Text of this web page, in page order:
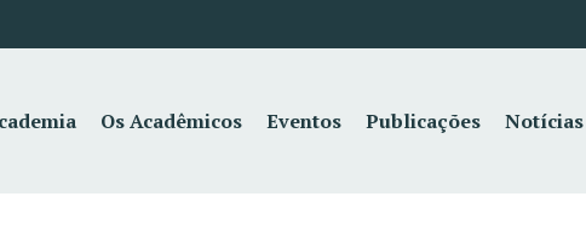
Os Acadêmicos Eventos Publicações Notícias